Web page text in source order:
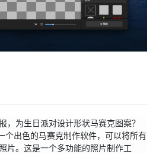
，为生日派对设计形状马赛克图案？
出色的马赛克制作软件，可以将所有
片。这是一个多功能的照片制作工